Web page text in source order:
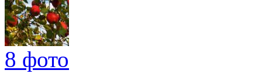
8 фото